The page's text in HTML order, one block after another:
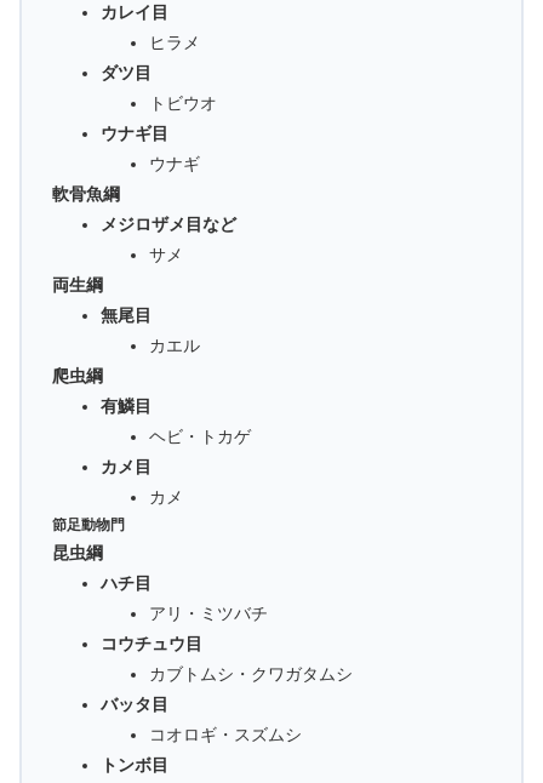
カレイ目
ヒラメ
ダツ目
トビウオ
ウナギ目
ウナギ
軟骨魚綱
メジロザメ目など
サメ
両生綱
無尾目
カエル
爬虫綱
有鱗目
ヘビ・トカゲ
カメ目
カメ
節足動物門
昆虫綱
ハチ目
アリ・ミツバチ
コウチュウ目
カブトムシ・クワガタムシ
バッタ目
コオロギ・スズムシ
トンボ目